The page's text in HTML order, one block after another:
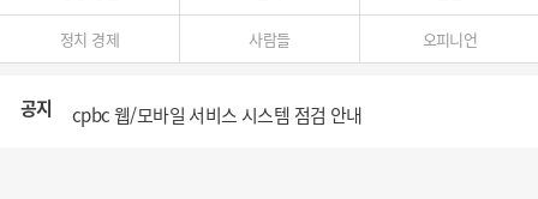
정치 경제 사람들 오피니언
공지 cpbc 웹/모바일 서비스 시스템 점검 안내